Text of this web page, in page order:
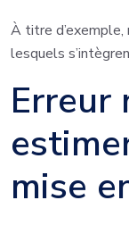
À titre
lesquels
Erreur
mise